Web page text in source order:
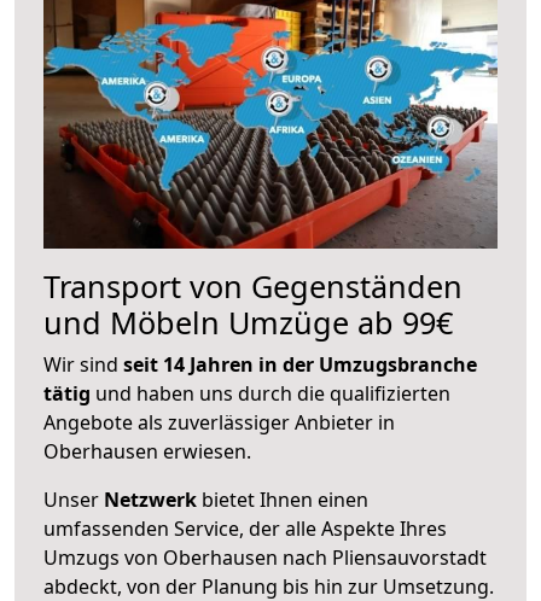
Transport von Gegenständen
und Möbeln Umzüge ab 99€
Wir sind seit 14 Jahren in der Umzugsbranche
tätig und haben uns durch die qualifizierten
Angebote als zuverlässiger Anbieter in
Oberhausen erwiesen.
Unser Netzwerk bietet Ihnen einen
umfassenden Service, der alle Aspekte Ihres
Umzugs von Oberhausen nach Pliensauvorstadt
abdeckt, von der Planung bis hin zur Umsetzung.